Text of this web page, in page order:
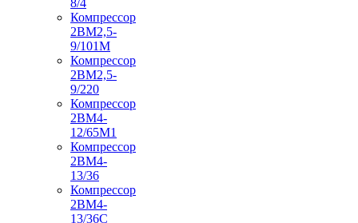
Компрессор
2ВМ2,5-
9/101М
Компрессор
2ВМ2,5-
9/220
Компрессор
2ВМ4-
12/65М1
Компрессор
2ВМ4-
13/36
Компрессор
2ВМ4-
13/36С